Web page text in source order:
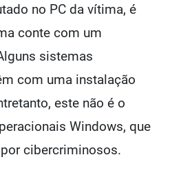
no PC da vítima, é
conte com um
sistemas
com uma instalação
este não é o
Windows, que
cibercriminosos.